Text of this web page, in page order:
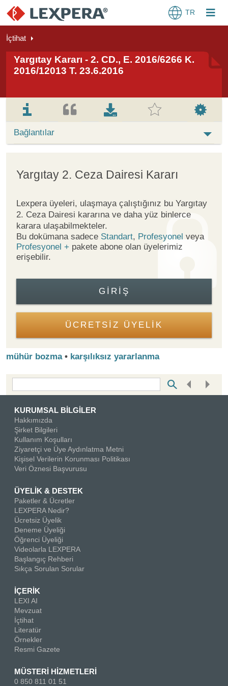
TR
İçtihat
Yargıtay Kararı - 2. CD., E. 2016/6266 K.
2016/12013 T. 23.6.2016
Bağlantılar
Yargıtay 2. Ceza Dairesi Kararı
Lexpera üyeleri, ulaşmaya çalıştığınız bu Yargıtay
2. Ceza Dairesi kararına ve daha yüz binlerce
karara ulaşabilmekteler.
Bu dokümana sadece Standart, Profesyonel veya
Profesyonel + pakete abone olan üyelerimiz
erişebilir.
GIRIŞ
ÜCRETSİZ ÜYELİK
mühür bozma• karşılıksız yararlanma
KURUMSAL BİLGİLER
Hakkımızda
Şirket Bilgileri
Kullanım Koşulları
Ziyaretçi ve Üye Aydınlatma Metni
Kişisel Verilerin Korunması Politikası
Veri Öznesi Başvurusu
ÜYELİK & DESTEK
Paketler & Ücretler
LEXPERA Nedir?
Ücretsiz Üyelik
Deneme Üyeliği
Öğrenci Üyeliği
Videolarla LEXPERA
Başlangıç Rehberi
Sıkça Sorulan Sorular
İÇERİK
LEXI AI
Mevzuat
İçtihat
Literatür
Örnekler
Resmi Gazete
MÜSTERİ HİZMETLERİ
0 850 811 01 51